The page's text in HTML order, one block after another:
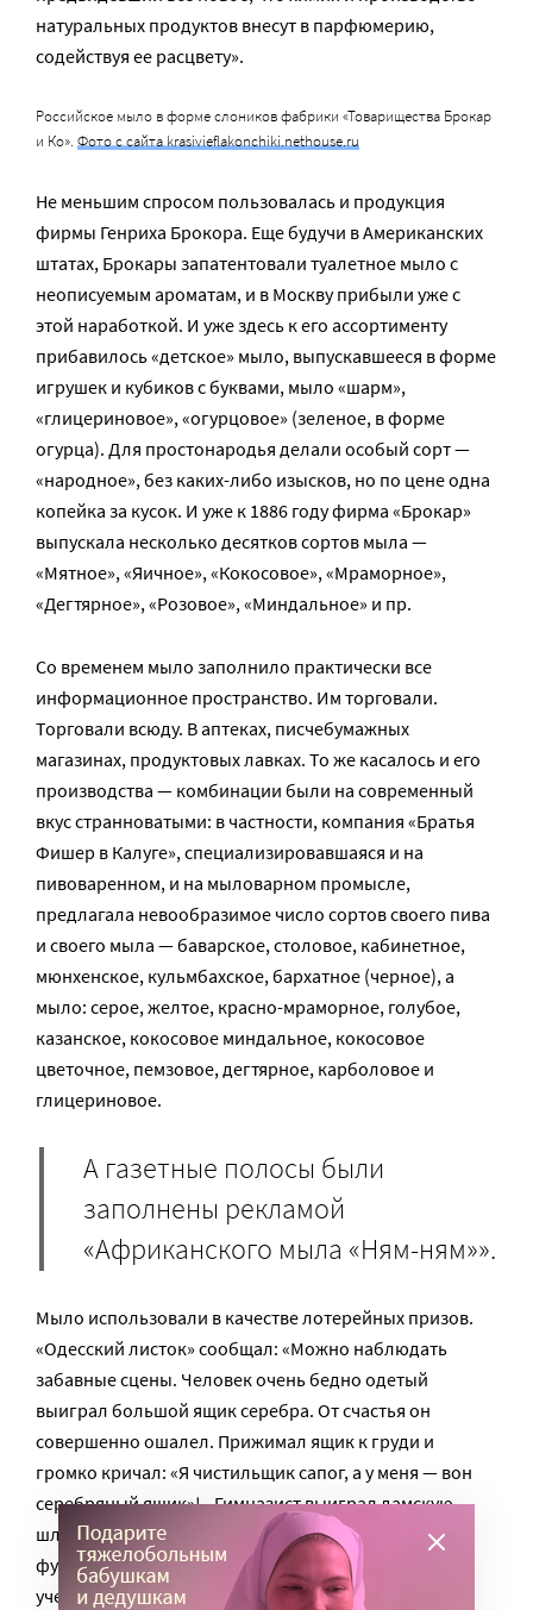
натуральных продуктов внесут в парфюмерию,
содействуя ее расцвету».
Российское мыло в форме слоников фабрики «Товарищества Брокар
и Ко». Фото с сайта krasivieflakonchiki.nethouse.ru
Не меньшим спросом пользовалась и продукция
фирмы Генриха Брокора. Еще будучи в Американских
штатах, Брокары запатентовали туалетное мыло с
неописуемым ароматам, и в Москву прибыли уже с
этой наработкой. И уже здесь к его ассортименту
прибавилось «детское» мыло, выпускавшееся в форме
игрушек и кубиков с буквами, мыло «шарм»,
«глицериновое», «огурцовое» (зеленое, в форме
огурца). Для простонародья делали особый сорт —
«народное», без каких-либо изысков, но по цене одна
копейка за кусок. И уже к 1886 году фирма «Брокар»
выпускала несколько десятков сортов мыла —
«Мятное», «Яичное», «Кокосовое», «Мраморное»,
«Дегтярное», «Розовое», «Миндальное» и пр.
Со временем мыло заполнило практически все
информационное пространство. Им торговали.
Торговали всюду. В аптеках, писчебумажных
магазинах, продуктовых лавках. То же касалось и его
производства — комбинации были на современный
вкус странноватыми: в частности, компания «Братья
Фишер в Калуге», специализировавшаяся и на
пивоваренном, и на мыловарном промысле,
предлагала невообразимое число сортов своего пива
и своего мыла — баварское, столовое, кабинетное,
мюнхенское, кульмбахское, бархатное (черное), а
мыло: серое, желтое, красно-мраморное, голубое,
казанское, кокосовое миндальное, кокосовое
цветочное, пемзовое, дегтярное, карболовое и
глицериновое.
А газетные полосы были
заполнены рекламой
«Африканского мыла «Ням-ням»».
Мыло использовали в качестве лотерейных призов.
«Одесский листок» сообщал: «Можно наблюдать
забавные сцены. Человек очень бедно одетый
выиграл большой ящик серебра. От счастья он
совершенно ошалел. Прижимал ящик к груди и
громко кричал: «Я чистильщик сапог, а у меня — вон
серебряный ящик»!.. Гимназист выиграл дамскую
шляпу с зелеными бантами… Старичок в военной
фуражка — три зубные щетки… Полотер — дюжину
ученических тетрадей… Некто выиграл две лампы и